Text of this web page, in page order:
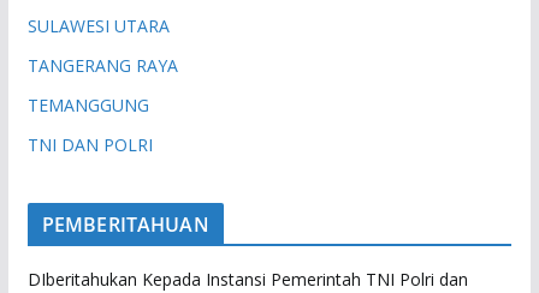
SULAWESI UTARA
TANGERANG RAYA
TEMANGGUNG
TNI DAN POLRI
PEMBERITAHUAN
DIberitahukan Kepada Instansi Pemerintah TNI Polri dan